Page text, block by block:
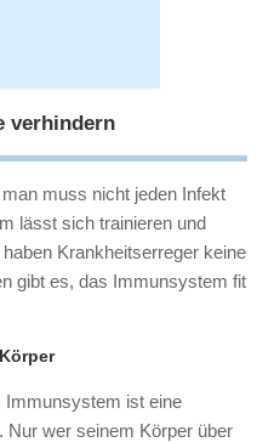
verhindern
muss nicht jeden Infekt
lässt sich trainieren und
Krankheitserreger keine
gibt es, das Immunsystem fit
Immunsystem ist eine
Nur wer seinem Körper über